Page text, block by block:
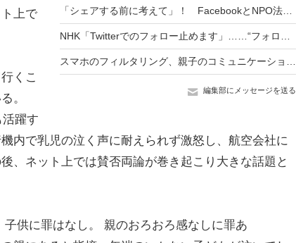
編集部にメッセージを送る
上で
くこ
。
躍す
内で乳児の泣く声に耐えられず激怒し、航空会社に
、ネット上では賛否両論が巻き起こり大きな話題と
供に罪はなし。 親のおろおろ感なしに罪あ